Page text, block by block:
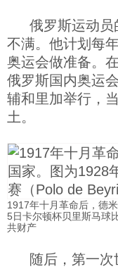
俄罗斯运动
不满。他计划每
奥运会做准备。
俄罗斯国内奥运
辅和里加举行，
土。
1917年十月革命后，德
5日卡尔顿杯贝里斯马球
共财产
随后，第一